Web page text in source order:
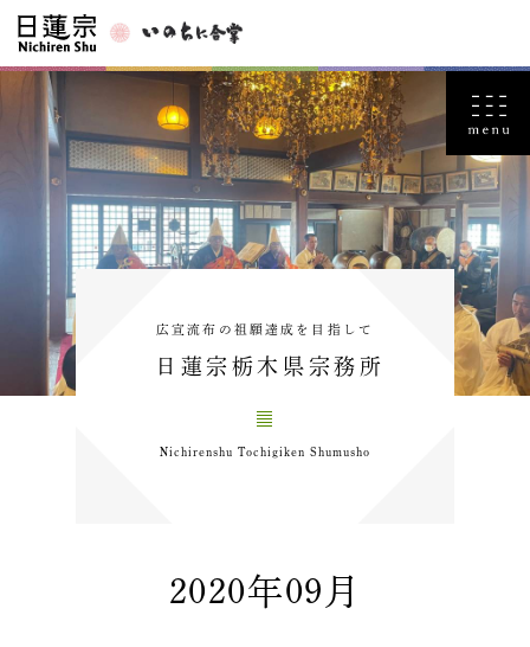
広宣流布の祖願達成を目指して
日蓮宗栃木県宗務所
Nichirenshu Tochigiken Shumusho
2020年09月